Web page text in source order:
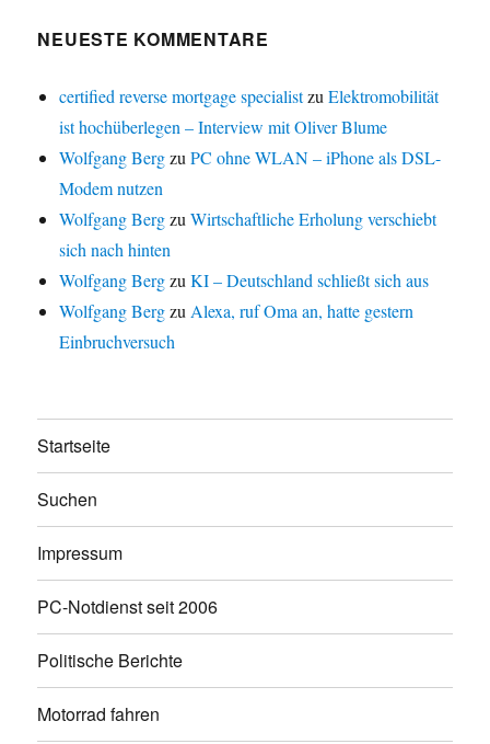
NEUESTE KOMMENTARE
certified reverse mortgage specialistzuElektromobilität
ist hochüberlegen – Interview mit Oliver Blume
Wolfgang BergzuPC ohne WLAN – iPhone als DSL-
Modem nutzen
Wolfgang BergzuWirtschaftliche Erholung verschiebt
sich nach hinten
Wolfgang BergzuKI – Deutschland schließt sich aus
Wolfgang Bergzu Alexa, ruf Oma an, hatte gestern
Einbruchversuch
Startseite
Suchen
Impressum
PC-Notdienst seit 2006
Politische Berichte
Motorrad fahren